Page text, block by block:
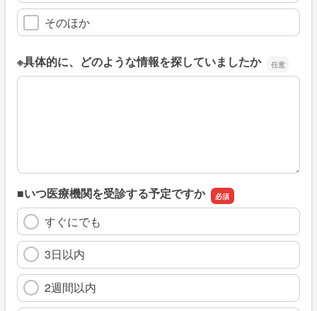
そのほか
※具体的に、どのような情報を探していましたか
※具体的に、どのような情報を探していましたか
■いつ医療機関を受診する予定ですか
すぐにでも
3日以内
2週間以内